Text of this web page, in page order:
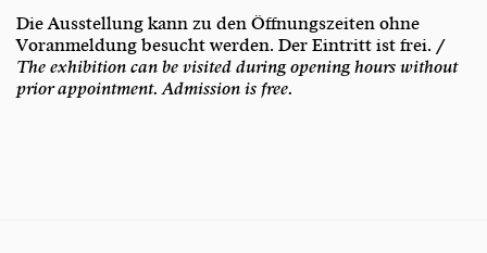
Die Ausstellung kann zu den Öffnungszeiten ohne
Voranmeldung besucht werden. Der Eintritt ist frei. /
The exhibition can be visited during opening hours without
prior appointment. Admission is free.